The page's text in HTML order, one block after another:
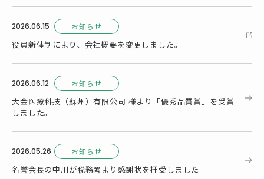
2026.06.15 お知らせ
役員新体制により、会社概要を変更しました。
2026.06.12 お知らせ
大金医療科技（蘇州）有限公司 様より「優秀品質賞」を受賞
しました。
2026.05.26 お知らせ
名誉会長の中川が税務署より感謝状を拝受しました